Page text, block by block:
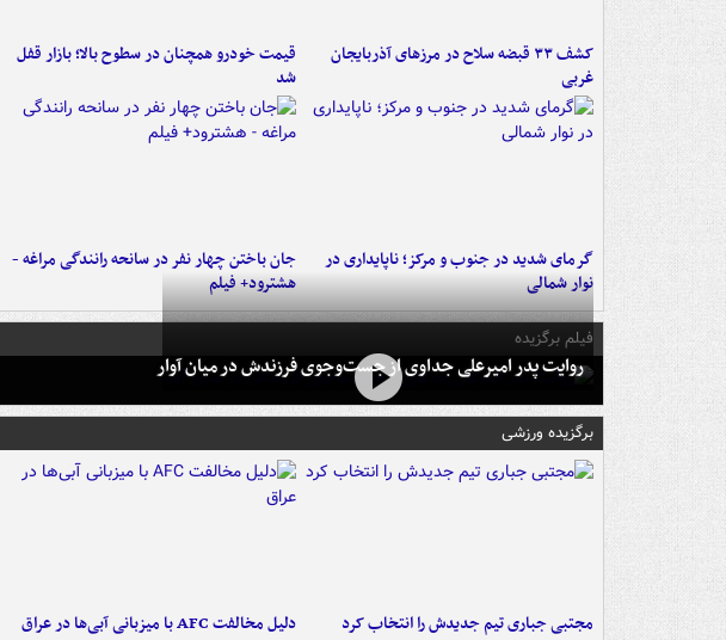
کشف ۳۳ قبضه سلاح در مرزهای آذربایجان
غربی
قیمت خودرو همچنان در سطوح بالا؛ بازار قفل
شد
گرمای شدید در جنوب و مرکز؛ ناپایداری در
نوار شمالی
جان باختن چهار نفر در سانحه رانندگی مراغه -
هشترود+ فیلم
فیلم برگزیده
روایت پدر امیرعلی جداوی از جست‌وجوی فرزندش در میان آوار
برگزیده ورزشی
مجتبی جباری تیم جدیدش را انتخاب کرد دلیل مخالفت AFC با میزبانی آبی‌ها در عراق